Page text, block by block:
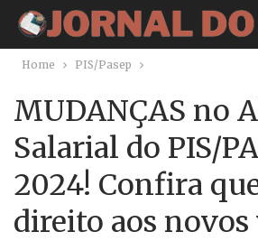
Home PIS/Pasep
MUDANÇAS no
Salarial do PIS/
2024! Confira
direito aos novos